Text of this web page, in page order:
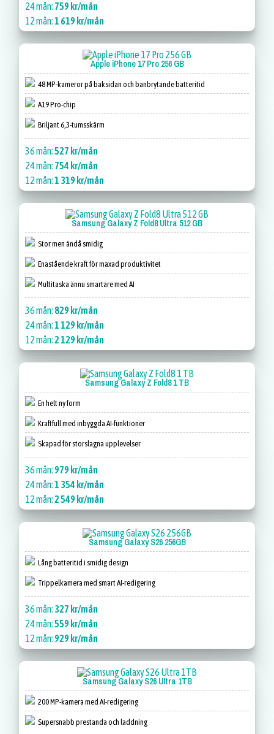
24 mån: 759 kr/mån
12 mån:1 619 kr/mån
Apple iPhone 17 Pro 256 GB
48 MP-kameror på baksidan och banbrytande batteritid
A19 Pro-chip
Briljant 6,3-tumsskärm
36 mån:527 kr/mån
24 mån: 754 kr/mån
12 mån:1 319 kr/mån
Samsung Galaxy Z Fold8 Ultra 512 GB
Stor men ändå smidig
Enastående kraft för maxad produktivitet
Multitaska ännu smartare med AI
36 mån: 829 kr/mån
24 mån:1 129 kr/mån
12 mån:2 129 kr/mån
Samsung Galaxy Z Fold8 1 TB
En helt ny form
Kraftfull med inbyggda AI-funktioner
Skapad för storslagna upplevelser
36 mån: 979 kr/mån
24 mån:1 354 kr/mån
12 mån:2 549 kr/mån
Samsung Galaxy S26 256GB
Lång batteritid i smidig design
Trippelkamera med smart AI-redigering
36 mån: 327 kr/mån
24 mån:559 kr/mån
12 mån: 929 kr/mån
Samsung Galaxy S26 Ultra 1TB
200 MP-kamera med AI-redigering
Supersnabb prestanda och laddning